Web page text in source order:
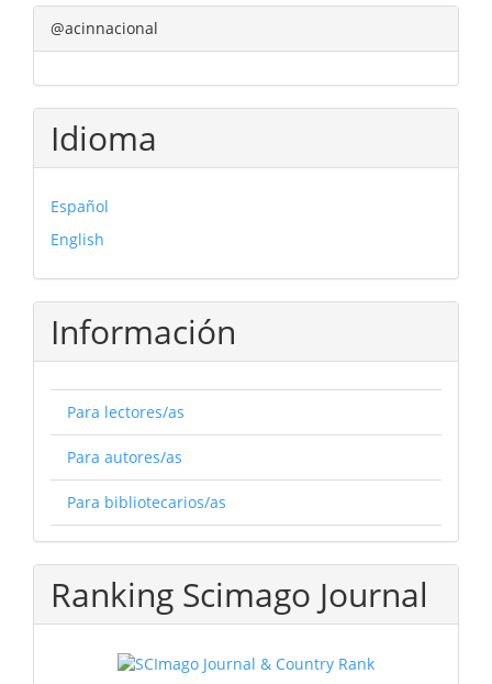
@acinnacional
Idioma
Español
English
Información
Para lectores/as
Para autores/as
Para bibliotecarios/as
Ranking Scimago Journal